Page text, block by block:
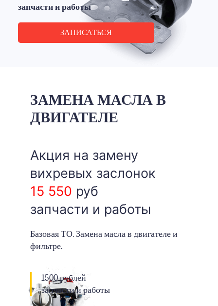
запчасти и работы
ЗАПИСАТЬСЯ
ЗАМЕНА МАСЛА В
ДВИГАТЕЛЕ
Акция на замену
вихревых заслонок
15 550 руб
запчасти и работы
Базовая ТО. Замена масла в двигателе и
фильтре.
1500 рублей
запчасти и работы